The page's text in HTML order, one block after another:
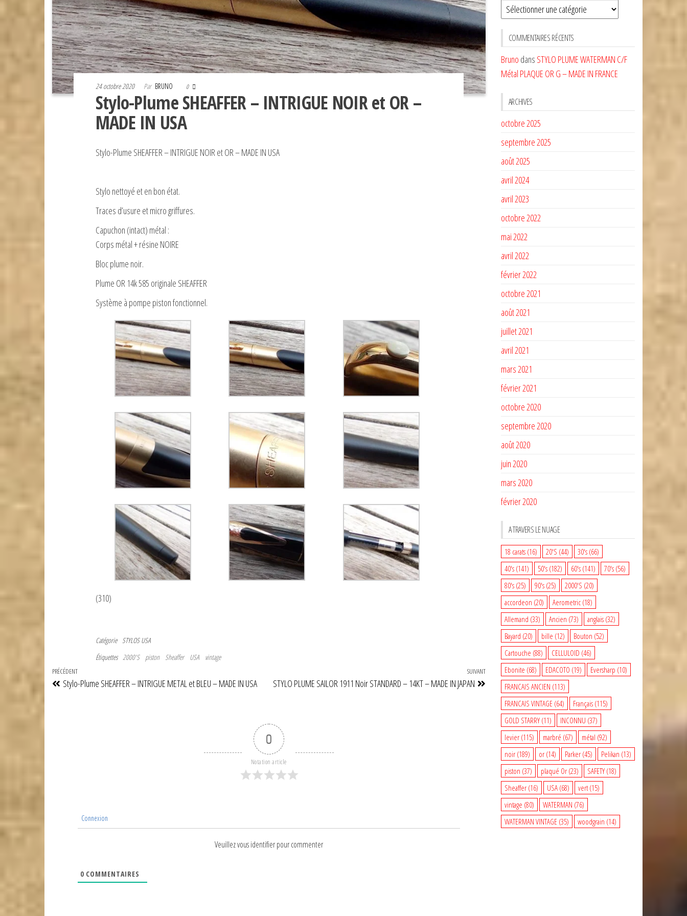
24 octobre 2020 Par BRUNO 0
Stylo-Plume SHEAFFER – INTRIGUE NOIR et OR –
MADE IN USA
Stylo-Plume SHEAFFER – INTRIGUE NOIR et OR – MADE IN USA
Stylo nettoyé et en bon état.
Traces d’usure et micro griffures.
Capuchon (intact) métal :
Corps métal + résine NOIRE
Bloc plume noir.
Plume OR 14k 585 originale SHEAFFER
Système à pompe piston fonctionnel.
(310)
Catégorie STYLOS USA
Étiquettes 2000'S piston Sheaffer USA vintage
Navigation
de
Article
précédent
PRÉCÉDENT
Stylo-Plume SHEAFFER – INTRIGUE METAL et BLEU – MADE IN USA
Article
suivant
SUIVANT
STYLO PLUME SAILOR 1911 Noir STANDARD – 14KT – MADE IN JAPAN
0
Notation article
Connexion
Veuillez vous identifier pour commenter
0COMMENTAIRES
Sélectionnez
une
CATÉGORIE
COMMENTAIRES RÉCENTS
Bruno dans STYLO PLUME WATERMAN C/F
Métal PLAQUE OR G – MADE IN FRANCE
ARCHIVES
octobre 2025
septembre 2025
août 2025
avril 2024
avril 2023
octobre 2022
mai 2022
avril 2022
février 2022
octobre 2021
août 2021
juillet 2021
avril 2021
mars 2021
février 2021
octobre 2020
septembre 2020
août 2020
juin 2020
mars 2020
février 2020
A TRAVERS LE NUAGE
18 carats(16) 20'S (44) 30's(66)
40's(141) 50's(182) 60's(141) 70's(56)
80's(25) 90's(25) 2000'S (20)
accordeon (20) Aerometric(18)
Allemand (33) Ancien (73) anglais(32)
Bayard (20) bille (12) Bouton (52)
Cartouche (88) CELLULOID (46)
Ebonite (68) EDACOTO (19) Eversharp (10)
FRANCAIS ANCIEN (113)
FRANCAIS VINTAGE (64) Français(115)
GOLD STARRY(11) INCONNU (37)
levier(115) marbré (67) métal (92)
noir(189) or(14) Parker(45) Pelikan (13)
piston (37) plaqué Or(23) SAFETY(18)
Sheaffer(16) USA(68) vert(15)
vintage (80) WATERMAN (76)
WATERMAN VINTAGE (35) woodgrain (14)